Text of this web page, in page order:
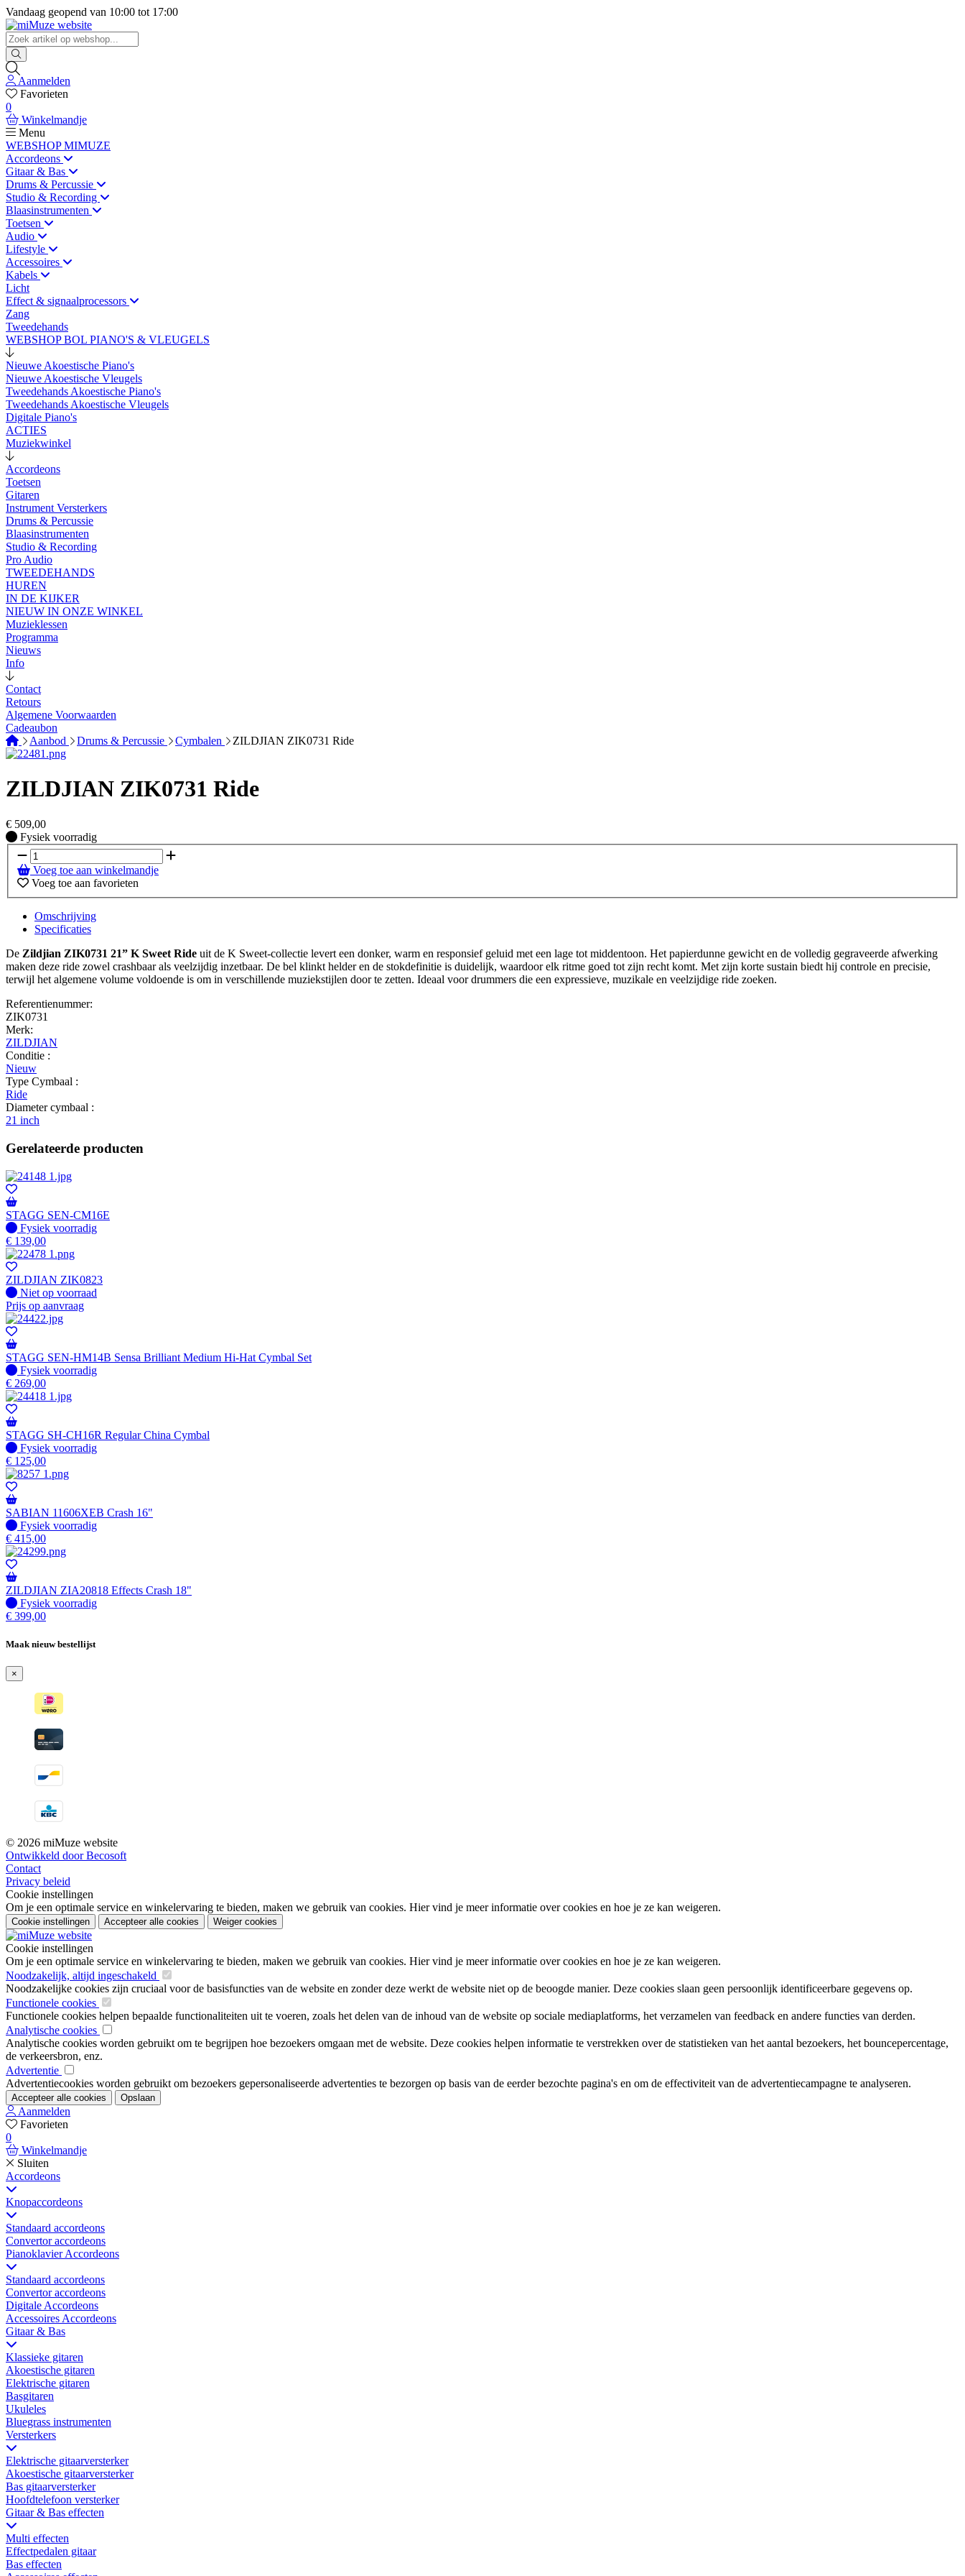
Vandaag geopend van 10:00 tot 17:00
Aanmelden
Favorieten
0
Winkelmandje
Menu
WEBSHOP MIMUZE
Accordeons
Gitaar & Bas
Drums & Percussie
Studio & Recording
Blaasinstrumenten
Toetsen
Audio
Lifestyle
Accessoires
Kabels
Licht
Effect & signaalprocessors
Zang
Tweedehands
WEBSHOP BOL PIANO'S & VLEUGELS
Nieuwe Akoestische Piano's
Nieuwe Akoestische Vleugels
Tweedehands Akoestische Piano's
Tweedehands Akoestische Vleugels
Digitale Piano's
ACTIES
Muziekwinkel
Accordeons
Toetsen
Gitaren
Instrument Versterkers
Drums & Percussie
Blaasinstrumenten
Studio & Recording
Pro Audio
TWEEDEHANDS
HUREN
IN DE KIJKER
NIEUW IN ONZE WINKEL
Muzieklessen
Programma
Nieuws
Info
Contact
Retours
Algemene Voorwaarden
Cadeaubon
Aanbod
Drums & Percussie Cymbalen ZILDJIAN ZIK0731 Ride
ZILDJIAN ZIK0731 Ride
€ 509,00
Fysiek voorradig
Fysiek voorradig
Voeg toe aan winkelmandje
Voeg toe aan favorieten
Omschrijving
Specificaties
De Zildjian ZIK0731 21” K Sweet Ride uit de K Sweet-collectie levert een donker, warm en responsief geluid met een lage tot middentoon. Het papierdunne gewicht en de volledig gegraveerde afwerking
maken deze ride zowel crashbaar als veelzijdig inzetbaar. De bel klinkt helder en de stokdefinitie is duidelijk, waardoor elk ritme goed tot zijn recht komt. Met zijn korte sustain biedt hij controle en precisie,
terwijl het algemene volume voldoende is om in verschillende muziekstijlen door te zetten. Ideaal voor drummers die een expressieve, muzikale en veelzijdige ride zoeken.
Referentienummer:
ZIK0731
Merk:
ZILDJIAN
Conditie :
Nieuw
Type Cymbaal :
Ride
Diameter cymbaal :
21 inch
Gerelateerde producten
STAGG SEN-CM16E
Fysiek voorradig
Fysiek voorradig
€ 139,00
ZILDJIAN ZIK0823
Fysiek voorradig
Niet op voorraad
Prijs op aanvraag
STAGG SEN-HM14B Sensa Brilliant Medium Hi-Hat Cymbal Set
Fysiek voorradig
Fysiek voorradig
€ 269,00
STAGG SH-CH16R Regular China Cymbal
Fysiek voorradig
Fysiek voorradig
€ 125,00
SABIAN 11606XEB Crash 16"
Fysiek voorradig
Fysiek voorradig
€ 415,00
ZILDJIAN ZIA20818 Effects Crash 18"
Fysiek voorradig
Fysiek voorradig
€ 399,00
Maak nieuw bestellijst
×
© 2026 miMuze website
Ontwikkeld door Becosoft
Contact
Privacy beleid
Cookie instellingen
Om je een optimale service en winkelervaring te bieden, maken we gebruik van cookies. Hier vind je meer informatie over cookies en hoe je ze kan weigeren.
Cookie instellingen Accepteer alle cookies Weiger cookies
Cookie instellingen
Om je een optimale service en winkelervaring te bieden, maken we gebruik van cookies. Hier vind je meer informatie over cookies en hoe je ze kan weigeren.
Noodzakelijk, altijd ingeschakeld
Noodzakelijke cookies zijn cruciaal voor de basisfuncties van de website en zonder deze werkt de website niet op de beoogde manier. Deze cookies slaan geen persoonlijk identificeerbare gegevens op.
Functionele cookies
Functionele cookies helpen bepaalde functionaliteiten uit te voeren, zoals het delen van de inhoud van de website op sociale mediaplatforms, het verzamelen van feedback en andere functies van derden.
Analytische cookies
Analytische cookies worden gebruikt om te begrijpen hoe bezoekers omgaan met de website. Deze cookies helpen informatie te verstrekken over de statistieken van het aantal bezoekers, het bouncepercentage,
de verkeersbron, enz.
Advertentie
Advertentiecookies worden gebruikt om bezoekers gepersonaliseerde advertenties te bezorgen op basis van de eerder bezochte pagina's en om de effectiviteit van de advertentiecampagne te analyseren.
Accepteer alle cookies Opslaan
Aanmelden
Favorieten
0
Winkelmandje
Sluiten
Accordeons
Knopaccordeons
Standaard accordeons
Convertor accordeons
Pianoklavier Accordeons
Standaard accordeons
Convertor accordeons
Digitale Accordeons
Accessoires Accordeons
Gitaar & Bas
Klassieke gitaren
Akoestische gitaren
Elektrische gitaren
Basgitaren
Ukuleles
Bluegrass instrumenten
Versterkers
Elektrische gitaarversterker
Akoestische gitaarversterker
Bas gitaarversterker
Hoofdtelefoon versterker
Gitaar & Bas effecten
Multi effecten
Effectpedalen gitaar
Bas effecten